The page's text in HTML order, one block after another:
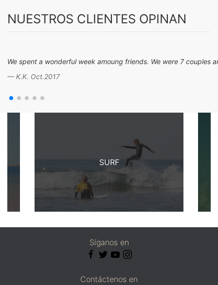
NUESTROS CLIENTES OPINAN
We spent a wonderful week amoung friends. We were 7
K.K. Oct.2017
SURF
Síganos en
Contáctenos en